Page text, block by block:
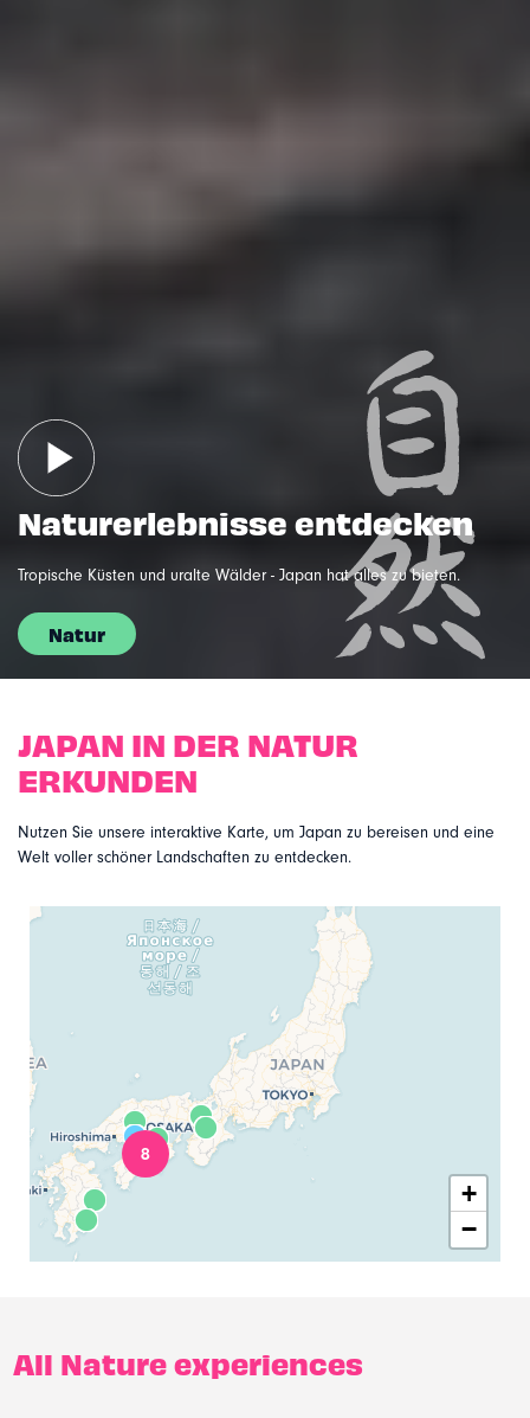
Naturerlebnisse entdecken
Tropische Küsten und uralte Wälder - Japan hat alles zu bieten.
Natur
JAPAN IN DER NATUR
ERKUNDEN
Nutzen Sie unsere interaktive Karte, um Japan zu bereisen und eine
Welt voller schöner Landschaften zu entdecken.
8
+
−
All Nature experiences